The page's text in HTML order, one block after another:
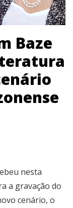
Baze
nesta
a gravação do
cenário, o